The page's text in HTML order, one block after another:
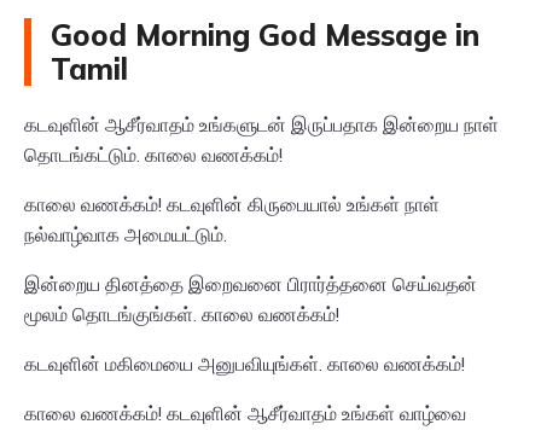
Good Morning God Message in
Tamil
கடவுளின் ஆசீர்வாதம் உங்களுடன் இருப்பதாக இன்றைய நாள்
தொடங்கட்டும். காலை வணக்கம்!
காலை வணக்கம்! கடவுளின் கிருபையால் உங்கள் நாள்
நல்வாழ்வாக அமையட்டும்.
இன்றைய தினத்தை இறைவனை பிரார்த்தனை செய்வதன்
மூலம் தொடங்குங்கள். காலை வணக்கம்!
கடவுளின் மகிமையை அனுபவியுங்கள். காலை வணக்கம்!
காலை வணக்கம்! கடவுளின் ஆசீர்வாதம் உங்கள் வாழ்வை